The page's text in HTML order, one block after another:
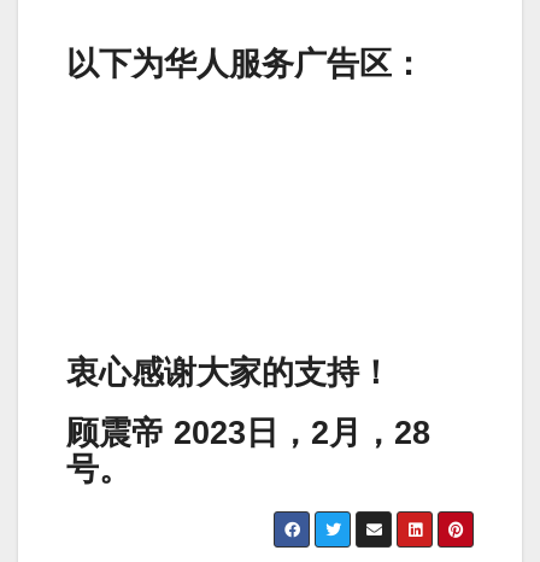
以下为华人服务广告区：
衷心感谢大家的支持！
顾震帝 2023日，2月，28
号。